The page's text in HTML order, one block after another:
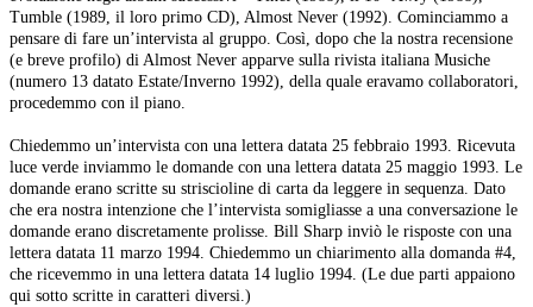
Tumble (1989, il loro primo CD), Almost Never (1992). Cominciammo a
pensare di fare un’intervista al gruppo. Così, dopo che la nostra recensione
(e breve profilo) di Almost Never apparve sulla rivista italiana Musiche
(numero 13 datato Estate/Inverno 1992), della quale eravamo collaboratori,
procedemmo con il piano.
Chiedemmo un’intervista con una lettera datata 25 febbraio 1993. Ricevuta
luce verde inviammo le domande con una lettera datata 25 maggio 1993. Le
domande erano scritte su striscioline di carta da leggere in sequenza. Dato
che era nostra intenzione che l’intervista somigliasse a una conversazione le
domande erano discretamente prolisse. Bill Sharp inviò le risposte con una
lettera datata 11 marzo 1994. Chiedemmo un chiarimento alla domanda #4,
che ricevemmo in una lettera datata 14 luglio 1994. (Le due parti appaiono
qui sotto scritte in caratteri diversi.)